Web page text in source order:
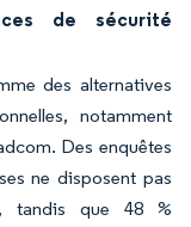
de sécurité
des alternatives
notamment
Des enquêtes
ne disposent pas
tandis que 48 %